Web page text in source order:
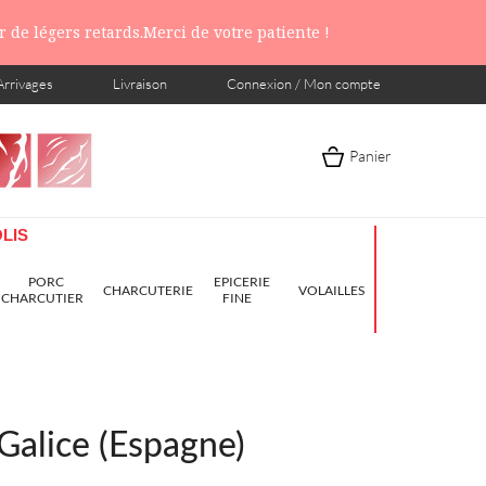
de légers retards.Merci de votre patiente !
Connexion / Mon compte
Livraison
Panier
PORC
CHARCUTIER
CHARCUTERIE
EPICERIE
FINE
VOLAILLES
(Espagne)